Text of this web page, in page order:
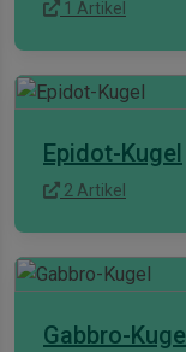
1 Artikel
Epidot-Kugel
2 Artikel
Gabbro-Kugel